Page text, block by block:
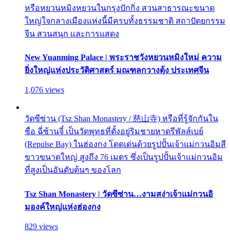
หรือหยวนหมิงหยวนในกรุงปักกิ่ง สวนสาธารณะขนาด
ใหญ่ใจกลางเมืองแห่งนี้มีครบทั้งธรรมชาติ สถาปัตยกรรม
จีน สวนสนุก และการแสดง
New Yuanming Palace | พระราชวังหยวนหมิงใหม่ ความ
ยิ่งใหญ่แห่งประวัติศาสตร์ มณฑลกวางตุ้ง ประเทศจีน
1,076 views
วัดซีซ่าน (Tsz Shan Monastery / 慈山寺) หรือที่รู้จักกันใน
ชื่อ ฉี่ซ้านจี๋ เป็นวัดพุทธที่ตั้งอยู่ริมชายหาดรีพัลส์เบย์
(Repulse Bay) ในฮ่องกง โดดเด่นด้วยรูปปั้นเจ้าแม่กวนอิมสี
ขาวขนาดใหญ่ สูงถึง 76 เมตร ซึ่งเป็นรูปปั้นเจ้าแม่กวนอิม
ที่สูงเป็นอันดับต้นๆ ของโลก
Tsz Shan Monastery | วัดซีซ่าน…งามสง่าเจ้าแม่กวนอิ
มองค์ใหญ่แห่งฮ่องกง
829 views